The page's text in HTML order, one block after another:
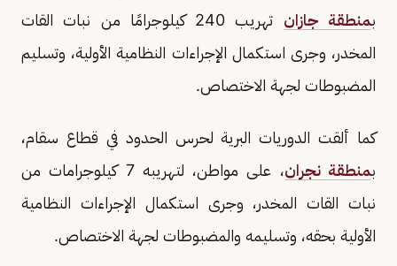
بمنطقة جازان
تهريب 240 كيلوجرامًا من نبات القات
المخدر، وجرى استكمال الإجراءات النظامية الأولية، وتسليم
المضبوطات لجهة الاختصاص.
كما ألقت الدوريات البرية لحرس الحدود في قطاع سقام،
بمنطقة نجران
، على مواطن، لتهريبه 7 كيلوجرامات من
نبات القات المخدر، وجرى استكمال الإجراءات النظامية
الأولية بحقه، وتسليمه والمضبوطات لجهة الاختصاص.